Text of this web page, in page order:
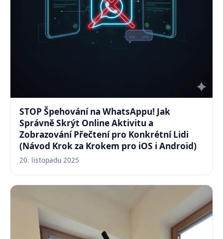
STOP Špehování na WhatsAppu! Jak
Správně Skrýt Online Aktivitu a
Zobrazování Přečtení pro Konkrétní Lidi
(Návod Krok za Krokem pro iOS i Android)
20. listopadu 2025